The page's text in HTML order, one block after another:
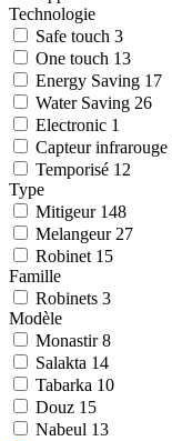
Technologie
Safe touch 3
One touch 13
Energy Saving 17
Water Saving 26
Electronic 1
Capteur infrarouge
Temporisé 12
Type
Mitigeur 148
Melangeur 27
Robinet 15
Famille
Robinets 3
Modèle
Monastir8
Salakta 14
Tabarka 10
Douz 15
Nabeul 13